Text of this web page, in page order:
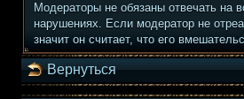
Модераторы не обязаны отвечать на
нарушениях. Если модератор не
значит он считает, что его
Вернуться